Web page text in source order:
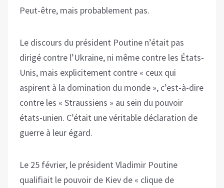
Peut-être, mais probablement pas.
Le discours du président Poutine n’était pas
dirigé contre l’Ukraine, ni même contre les États-
Unis, mais explicitement contre « ceux qui
aspirent à la domination du monde », c’est-à-dire
contre les « Straussiens » au sein du pouvoir
états-unien. C’était une véritable déclaration de
guerre à leur égard.
Le 25 février, le président Vladimir Poutine
qualifiait le pouvoir de Kiev de « clique de